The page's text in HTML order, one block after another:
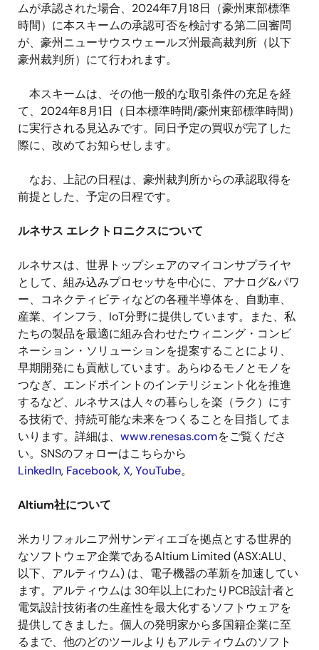
ムが承認された場合、 2024年7月18日（豪州東部標準
時間）に本スキームの承認可否を検討する第二回審問
が、豪州ニューサウスウェールズ州最高裁判所（以下
豪州裁判所）にて行われます。
本スキームは、その他一般的な取引条件の充足を経
て、 2024年8月1日（日本標準時間/豪州東部標準時間）
に実行される見込みです。同日予定の買収が完了した
際に、改めてお知らせします。
なお、上記の日程は、豪州裁判所からの承認取得を
前提とした、予定の日程です。
ルネサス エレクトロニクスについて
ルネサスは、世界トップシェアのマイコンサプライヤ
として、組み込みプロセッサを中心に、アナログ&パワ
ー、コネクティビティなどの各種半導体を、自動車、
産業、インフラ、 IoT分野に提供しています。また、私
たちの製品を最適に組み合わせたウィニング・コンビ
ネーション・ソリューションを提案することにより、
早期開発にも貢献しています。あらゆるモノとモノを
つなぎ、エンドポイントのインテリジェント化を推進
するなど、ルネサスは人々の暮らしを楽（ラク）にす
る技術で、持続可能な未来をつくることを目指してま
いります。詳細は、 www.renesas.comをご覧くださ
い。 SNSのフォローはこちらから
LinkedIn, Facebook,X,YouTube。
Altium社について
米カリフォルニア州サンディエゴを拠点とする世界的
なソフトウェア企業であるAltium Limited (ASX:ALU、
以下、アルティウム) は、電子機器の革新を加速してい
ます。アルティウムは 30年以上にわたり PCB設計者と
電気設計技術者の生産性を最大化するソフトウェアを
提供してきました。個人の発明家から多国籍企業に至
るまで、他のどのツールよりもアルティウムのソフト